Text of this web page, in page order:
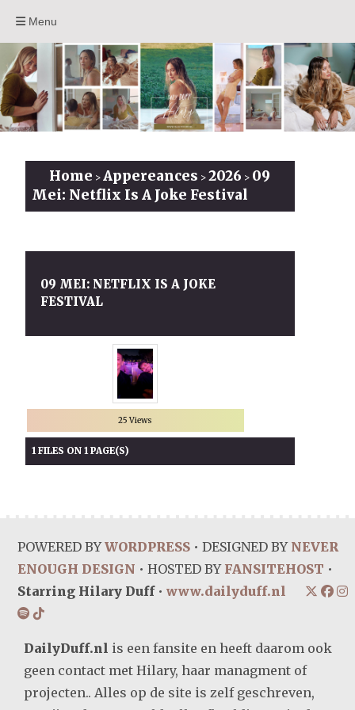
Menu
Home > Appereances > 2026 > 09
Mei: Netflix Is A Joke Festival
09 MEI: NETFLIX IS A JOKE
FESTIVAL
25 Views
1 FILES ON 1 PAGE(S)
POWERED BYWORDPRESS • DESIGNED BY NEVER
ENOUGH DESIGN • HOSTED BY FANSITEHOST •
Starring Hilary Duff• www.dailyduff.nl
DailyDuff.nl is een fansite en heeft daarom ook
geen contact met Hilary, haar managment of
projecten.. Alles op de site is zelf geschreven,